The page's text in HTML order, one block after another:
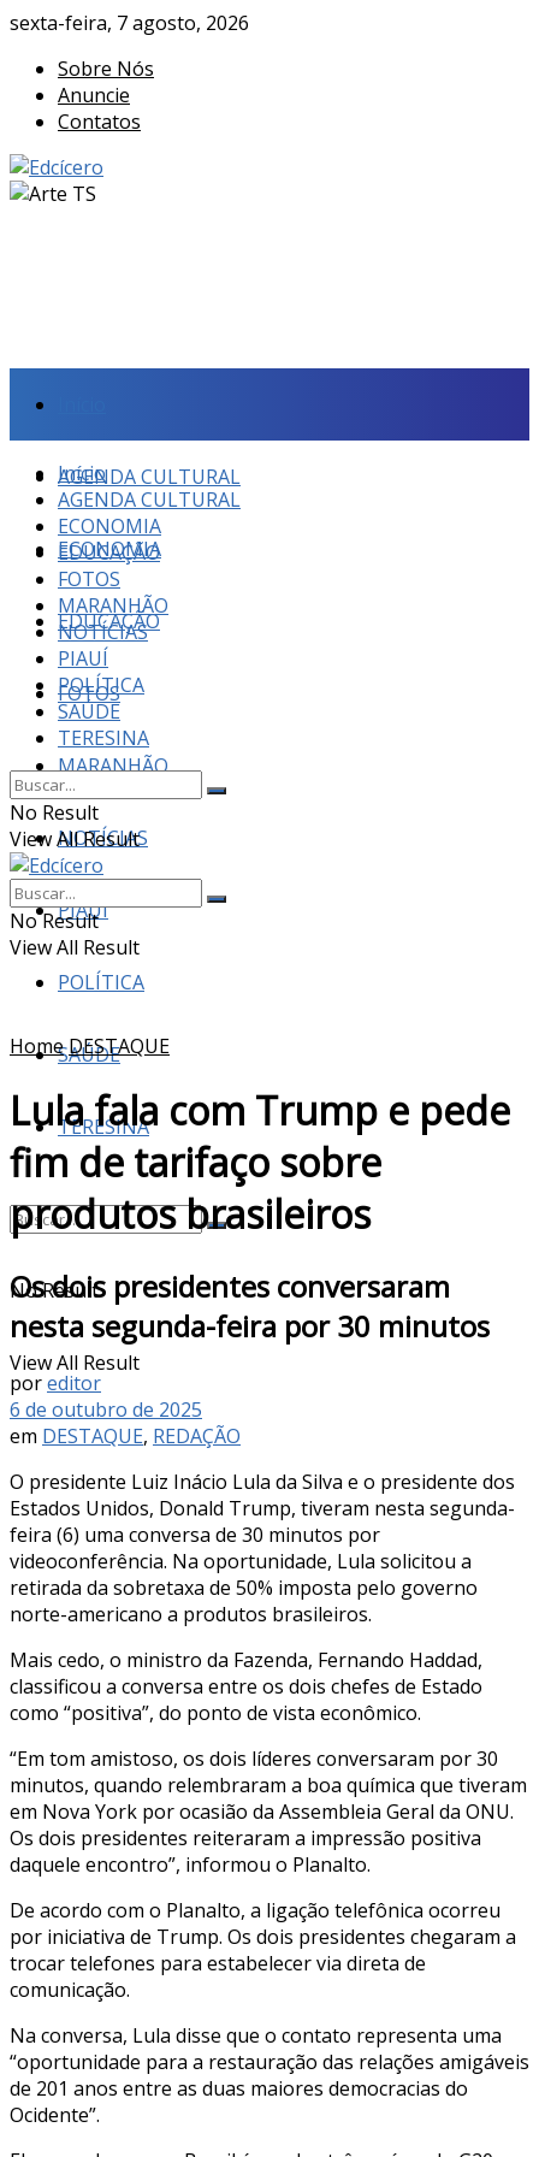
sexta-feira, 7 agosto, 2026
Sobre Nós
Anuncie
Contatos
AGENDA CULTURAL
ECONOMIA
EDUCAÇÃO
FOTOS
MARANHÃO
NOTÍCIAS
PIAUÍ
POLÍTICA
SAÚDE
TERESINA
No Result
View All Result
Início
AGENDA CULTURAL
ECONOMIA
EDUCAÇÃO
FOTOS
MARANHÃO
NOTÍCIAS
PIAUÍ
POLÍTICA
SAÚDE
TERESINA
No Result
View All Result
No Result
View All Result
Home DESTAQUE
Lula fala com Trump e pede
fim de tarifaço sobre
produtos brasileiros
Os dois presidentes conversaram
nesta segunda-feira por 30 minutos
poreditor
6 de outubro de 2025
em DESTAQUE, REDAÇÃO
O presidente Luiz Inácio Lula da Silva e o presidente dos
Estados Unidos, Donald Trump, tiveram nesta segunda-
feira (6) uma conversa de 30 minutos por
videoconferência. Na oportunidade, Lula solicitou a
retirada da sobretaxa de 50% imposta pelo governo
norte-americano a produtos brasileiros.
Mais cedo, o ministro da Fazenda, Fernando Haddad,
classificou a conversa entre os dois chefes de Estado
como “positiva”, do ponto de vista econômico.
“Em tom amistoso, os dois líderes conversaram por 30
minutos, quando relembraram a boa química que tiveram
em Nova York por ocasião da Assembleia Geral da ONU.
Os dois presidentes reiteraram a impressão positiva
daquele encontro”, informou o Planalto.
De acordo com o Planalto, a ligação telefônica ocorreu
por iniciativa de Trump. Os dois presidentes chegaram a
trocar telefones para estabelecer via direta de
comunicação.
Na conversa, Lula disse que o contato representa uma
“oportunidade para a restauração das relações amigáveis
de 201 anos entre as duas maiores democracias do
Ocidente”.